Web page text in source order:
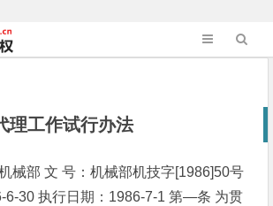
理工作试行办法
械部 文 号：机械部机技字[1986]50号
6-30 执行日期：1986-7-1 第—条 为贯